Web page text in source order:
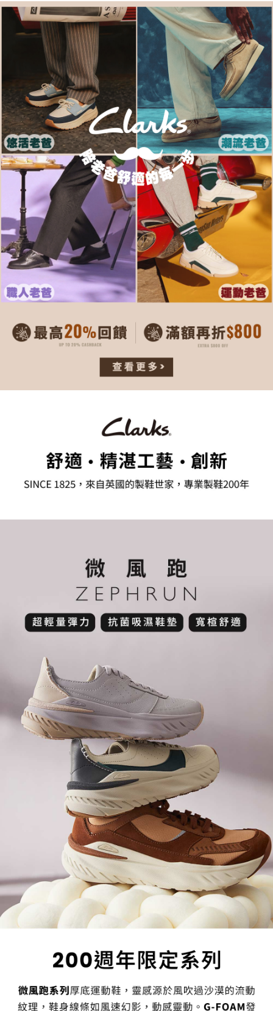
https://aftee.tw/terms/#terms3
３．未成年的使用者請事先徵得法定代理人或監護人之同意方可使用
「AFTEE先享後付」，若未經同意申辦者引起之損失，本公司不負相關責
任。
４．使用「AFTEE先享後付」時，將依據個別帳號之用戶狀況，依本公司即
時審查核予不同之上限額度；若仍有額度不足之情形，本公司將視審查結果
請求用戶進行身份認證。
５．嚴禁一人註冊多個帳號或使用他人資訊註冊。若發現惡意使用之情形，
恩沛科技股份有限公司將有權停止該用戶之使用額度並採取法律行動。